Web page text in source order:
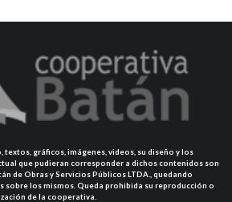
gráficos, imágenes, videos, su diseño y los
que pudieran corresponder a dichos contenidos son
de Obras y Servicios Públicos LTDA., quedando
sobre los mismos. Queda prohibida su reproducción o
de la cooperativa.